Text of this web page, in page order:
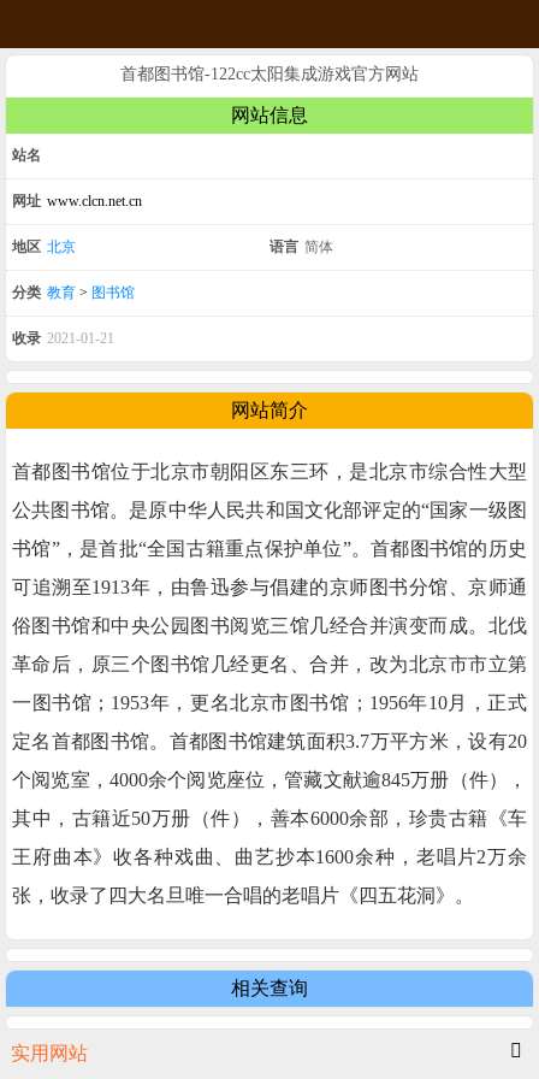
首都图书馆-122cc太阳集成游戏官方网站
网站信息
站名
网址 www.clcn.net.cn
地区 北京 语言 简体
分类 教育 > 图书馆
收录 2021-01-21
网站简介
首都图书馆位于北京市朝阳区东三环，是北京市综合性大型
公共图书馆。是原中华人民共和国文化部评定的“国家一级图
书馆”，是首批“全国古籍重点保护单位”。首都图书馆的历史
可追溯至1913年，由鲁迅参与倡建的京师图书分馆、京师通
俗图书馆和中央公园图书阅览三馆几经合并演变而成。北伐
革命后，原三个图书馆几经更名、合并，改为北京市市立第
一图书馆；1953年，更名北京市图书馆；1956年10月，正式
定名首都图书馆。首都图书馆建筑面积3.7万平方米，设有20
个阅览室，4000余个阅览座位，管藏文献逾845万册（件），
其中，古籍近50万册（件），善本6000余部，珍贵古籍《车
王府曲本》收各种戏曲、曲艺抄本1600余种，老唱片2万余
张，收录了四大名旦唯一合唱的老唱片《四五花洞》。
相关查询
实用网站